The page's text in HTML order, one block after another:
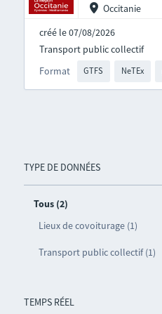
TYPE DE DONNÉES
Tous (2)
Lieux de covoiturage (1)
Transport public collectif (1)
TEMPS RÉEL
Occitanie
créé le 07/08/2026
Format GTFS NeTEx
Transport public collectif